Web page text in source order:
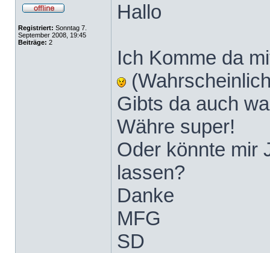
Registriert: Sonntag 7.
September 2008, 19:45
Beiträge: 2
Hallo
Ich Komme da
Gibts da auch
Währe super!
Oder könnte mir
lassen?
Danke
MFG
SD